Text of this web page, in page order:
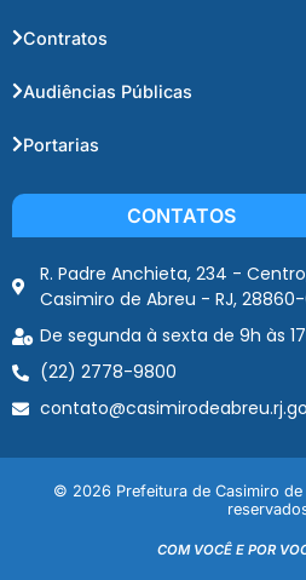
Contratos
Audiências Públicas
Portarias
CONTATOS
R. Padre Anchieta, 234 -
Casimiro de Abreu - RJ,
De segunda à sexta de 9h às
(22) 2778-9800
© 2026 Prefeitura de Casimiro
COM VOCÊ E POR